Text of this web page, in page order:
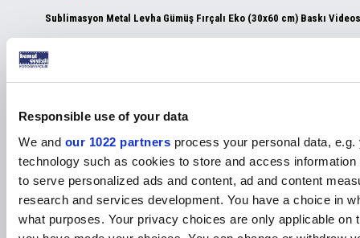
Responsible use of your data
We and our 1022 partners process your personal data,
technology such as cookies to store and access
to serve personalized ads and content, ad and content
research and services development. You have a choice in
what purposes. Your privacy choices are only applicable on
Sublimasyon Metal Levha Gümüş Fırçalı Eko (30x60 cm) Baskı
Etiketler
sublimasyon metal,sublimasyon metal plaka ,
sublimasyon metal fiyatları ,sublimasyon plaka,
metal levha,süblimasyon metal levha,
sublimasyon baskı metali